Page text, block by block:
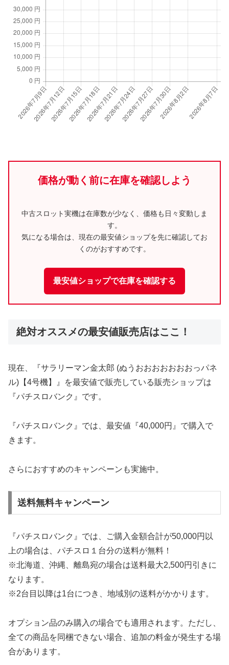
価格が動く前に在庫を確認しよう
中古スロット実機は在庫数が少なく、価格も日々変動しま
す。
気になる場合は、現在の最安値ショップを先に確認してお
くのがおすすめです。
最安値ショップで在庫を確認する
絶対オススメの最安値販売店はここ！
現在、『サラリーマン金太郎 (ぬうおおおおおおおっパネ
ル)【4号機】』を最安値で販売している販売ショップは
『パチスロバンク』です。
『パチスロバンク』では、最安値『40,000円』で購入で
きます。
さらにおすすめのキャンペーンも実施中。
送料無料キャンペーン
『パチスロバンク』では、ご購入金額合計が50,000円以
上の場合は、パチスロ１台分の送料が無料！
※北海道、沖縄、離島宛の場合は送料最大2,500円引きに
なります。
※2台目以降は1台につき、地域別の送料がかかります。
オプション品のみ購入の場合でも適用されます。ただし、
全ての商品を同梱できない場合、追加の料金が発生する場
合があります。